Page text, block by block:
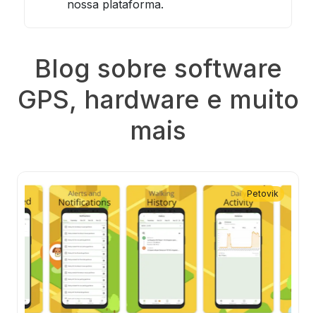
nossa plataforma.
Blog sobre software
GPS, hardware e muito
mais
Petovik